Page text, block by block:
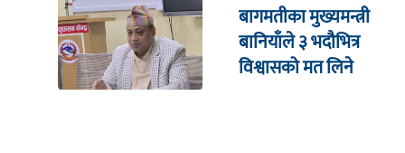
बागमतीका मुख्यमन्त्री
बानियाँले ३ भदौभित्र
विश्वासको मत लिने